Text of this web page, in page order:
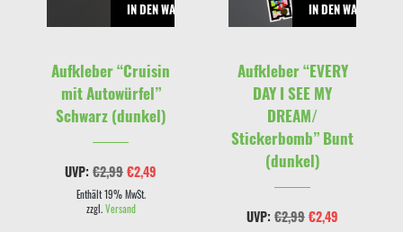
IN DEN WARENKORB
Aufkleber “Cruisin
mit Autowürfel”
Schwarz (dunkel)
UVP: €2,99Ursprünglicher
Preis
war:
€2,99
€2,49
Enthält 19% MwSt.
zzgl.Versand
IN DEN
Aufkleber “EVERY
DAY I SEE MY
DREAM/
Stickerbomb” Bunt
(dunkel)
UVP: €2,99Ursprünglicher
€2,49